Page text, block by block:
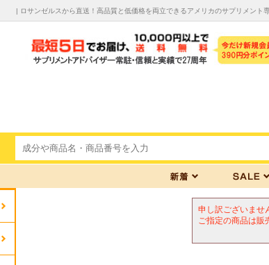
| ロサンゼルスから直送！高品質と低価格を両立できるアメリカのサプリメント
申し訳ございませ
ご指定の商品は販